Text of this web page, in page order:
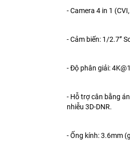
- Camera 4 in 1
- Cảm biến: 1/2.7’’
- Độ phân giải:
- Hỗ trợ cân bằng
nhiễu 3D-DNR.
- Ống kính: 3.6mm